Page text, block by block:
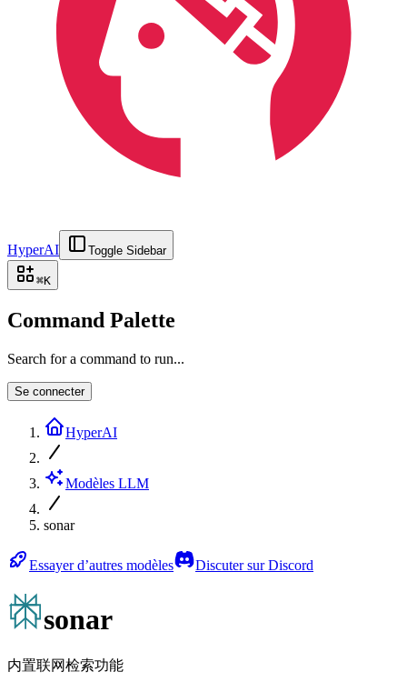
HyperAI Toggle Sidebar
⌘K
Command Palette
Search for a command to run...
Se connecter
HyperAI
Modèles LLM
sonar
Essayer d’autres modèles Discuter sur Discord
sonar
内置联网检索功能